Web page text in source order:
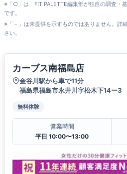
※「○」は、FIT PALETTE編集部が独自の調査・
です。
※「－」は未提供を示すものではありません。詳
さい。
カーブス南福島店
金谷川駅から車で11分
福島県福島市永井川字松木下14ー3
無料体験
営業時間
平日 10:00〜13:00